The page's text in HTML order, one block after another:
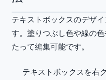
テキストボックスのデザ
す。塗りつぶし色や線の
たって編集可能です。
テキストボックスを右